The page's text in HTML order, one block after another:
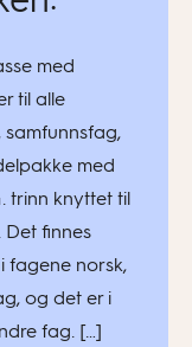
med
til alle
med
trinn knyttet til
finnes
fagene norsk,
og det er i
fag. […]